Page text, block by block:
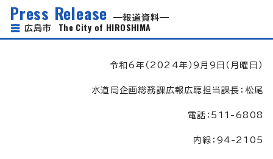
Press Release
報道資料
広島市 The City of HIROSHIMA
令和6年（2024年）9月9日（月曜日）
水道局企画総務課広報広聴担当課長：松尾
電話：511-6808
内線：94-2105